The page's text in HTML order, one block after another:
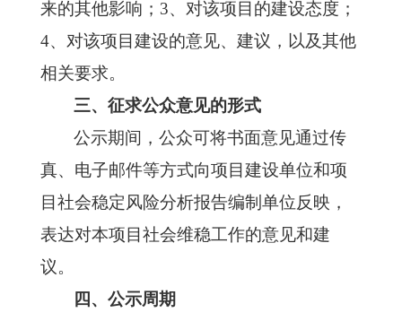
来的其他影响；3、对该项目的建设态度；
4、对该项目建设的意见、建议，以及其他
相关要求。
三、征求公众意见的形式
公示期间，公众可将书面意见通过传
真、电子邮件等方式向项目建设单位和项
目社会稳定风险分析报告编制单位反映，
表达对本项目社会维稳工作的意见和建
议。
四、公示周期